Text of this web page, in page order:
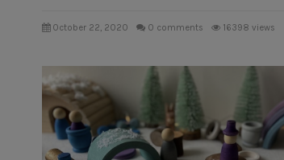
October 22, 2020 0 comments 16398 views